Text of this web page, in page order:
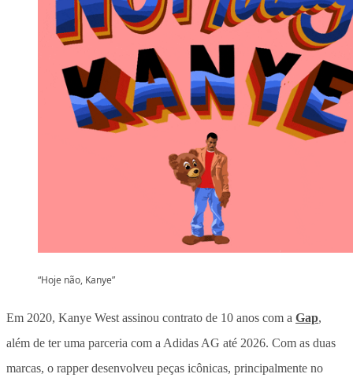
“Hoje não, Kanye”
Em 2020, Kanye West assinou contrato de 10 anos com a Gap,
além de ter uma parceria com a Adidas AG até 2026. Com as duas
marcas, o rapper desenvolveu peças icônicas, principalmente no